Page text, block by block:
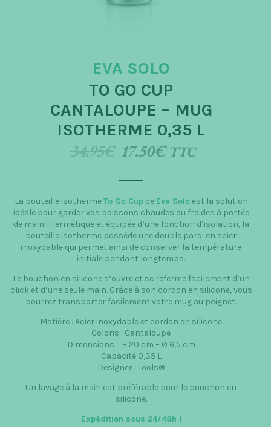
EVA SOLO
TO GO CUP
CANTALOUPE – MUG
ISOTHERME 0,35 L
34.95€ 17.50€ TTC
La bouteille isothermeTo Go Cupde Eva Soloest la solution
idéale pour garder vos boissons chaudes ou froides à portée
de main ! Hermétique et équipée d’une fonction d’isolation, la
bouteille isotherme possède une double paroi en acier
inoxydable qui permet ainsi de conserver la température
initiale pendant longtemps.
Le bouchon en silicone s’ouvre et se referme facilement d’un
click et d’une seule main. Grâce à son cordon en silicone, vous
pourrez transporter facilement votre mug au poignet.
Matière : Acier inoxydable et cordon en silicone
Coloris : Cantaloupe
Dimensions : H 20 cm – Ø 6,5 cm
Capacité 0,35 L
Designer : Tools®
Un lavage à la main est préférable pour le bouchon en
silicone.
Expédition sous 24/48h !